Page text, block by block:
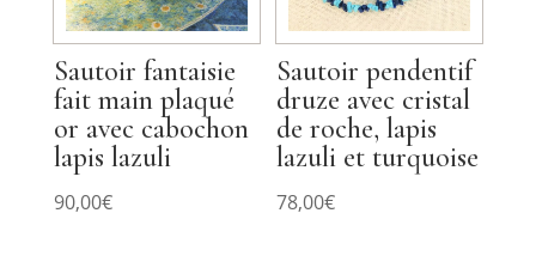
Sautoir fantaisie
fait main plaqué
or avec cabochon
lapis lazuli
90,00€
Sautoir pendentif
druze avec cristal
de roche, lapis
lazuli et turquoise
78,00€